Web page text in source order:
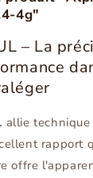
4g"
– La
allie technique
rapport
offre